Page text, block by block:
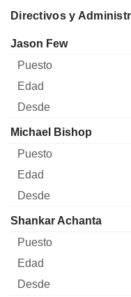
Directivos y
Director Puesto
Jason Few
Michael Bishop
Shankar Achanta